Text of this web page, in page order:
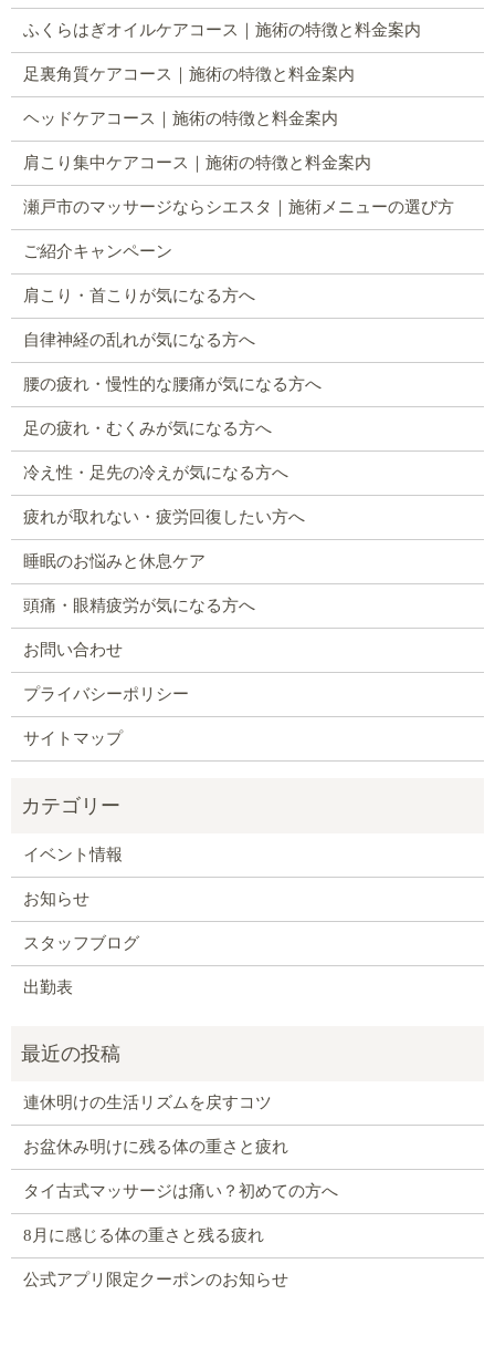
ふくらはぎオイルケアコース｜施術の特徴と料金案内
足裏角質ケアコース｜施術の特徴と料金案内
ヘッドケアコース｜施術の特徴と料金案内
肩こり集中ケアコース｜施術の特徴と料金案内
瀬戸市のマッサージならシエスタ｜施術メニューの選び方
ご紹介キャンペーン
肩こり・首こりが気になる方へ
自律神経の乱れが気になる方へ
腰の疲れ・慢性的な腰痛が気になる方へ
足の疲れ・むくみが気になる方へ
冷え性・足先の冷えが気になる方へ
疲れが取れない・疲労回復したい方へ
睡眠のお悩みと休息ケア
頭痛・眼精疲労が気になる方へ
お問い合わせ
プライバシーポリシー
サイトマップ
イベント情報
お知らせ
スタッフブログ
出勤表
連休明けの生活リズムを戻すコツ
お盆休み明けに残る体の重さと疲れ
タイ古式マッサージは痛い？初めての方へ
8月に感じる体の重さと残る疲れ
公式アプリ限定クーポンのお知らせ